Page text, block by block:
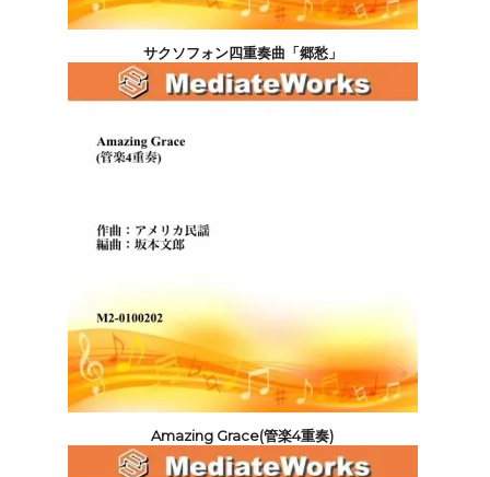
サクソフォン四重奏曲「郷愁」
4,400円(税込)
Amazing Grace(管楽4重奏)
3,300円(税込)